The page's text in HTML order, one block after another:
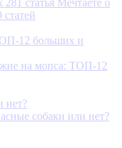
статей
на мопса: ТОП-12
собаки или нет?